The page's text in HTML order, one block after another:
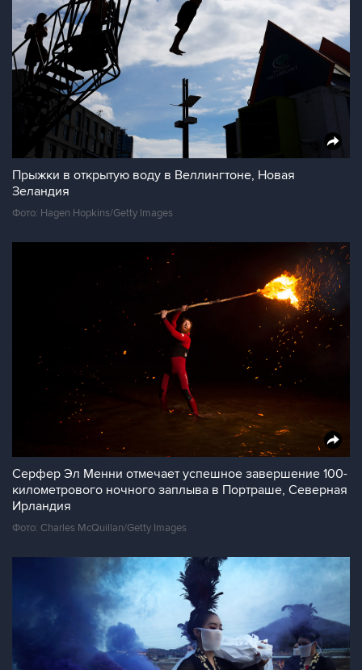
Прыжки в открытую воду в Веллингтоне, Новая
Зеландия
Фото: Hagen Hopkins/Getty Images
Серфер Эл Менни отмечает успешное завершение 100-
километрового ночного заплыва в Портраше, Северная
Ирландия
Фото: Charles McQuillan/Getty Images